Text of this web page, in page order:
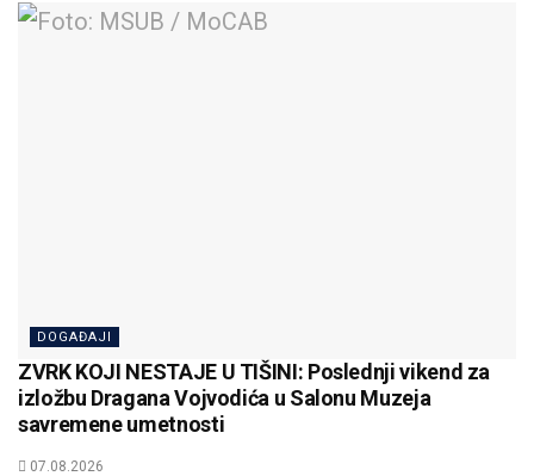
DOGAĐAJI
ZVRK KOJI NESTAJE U TIŠINI: Poslednji vikend za
izložbu Dragana Vojvodića u Salonu Muzeja
savremene umetnosti
07.08.2026